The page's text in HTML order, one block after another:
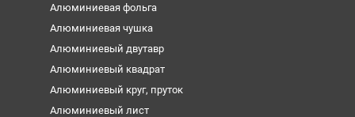
Алюминиевая фольга
Алюминиевая чушка
Алюминиевый двутавр
Алюминиевый квадрат
Алюминиевый круг, пруток
Алюминиевый лист